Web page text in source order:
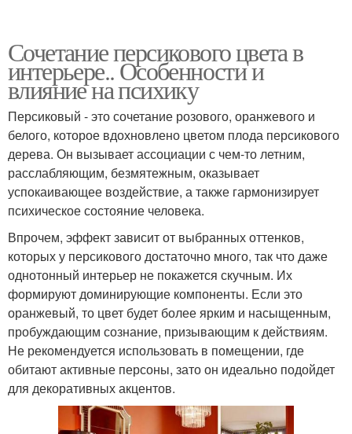
Сочетание персикового цвета в
интерьере.. Особенности и
влияние на психику
Персиковый - это сочетание розового, оранжевого и
белого, которое вдохновлено цветом плода персикового
дерева. Он вызывает ассоциации с чем-то летним,
расслабляющим, безмятежным, оказывает
успокаивающее воздействие, а также гармонизирует
психическое состояние человека.
Впрочем, эффект зависит от выбранных оттенков,
которых у персикового достаточно много, так что даже
однотонный интерьер не покажется скучным. Их
формируют доминирующие компоненты. Если это
оранжевый, то цвет будет более ярким и насыщенным,
пробуждающим сознание, призывающим к действиям.
Не рекомендуется использовать в помещении, где
обитают активные персоны, зато он идеально подойдет
для декоративных акцентов.